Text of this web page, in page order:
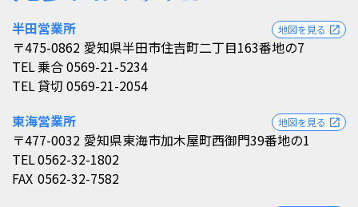
半田営業所
〒475-0862 愛知県半田市住吉町二丁目163番地の7
地図を見る open_in_new
TEL乗合 0569-21-5234
TEL貸切 0569-21-2054
東海営業所
〒477-0032 愛知県東海市加木屋町西御門39番地の1
地図を見る open_in_new
TEL0562-32-1802
FAX 0562-32-7582